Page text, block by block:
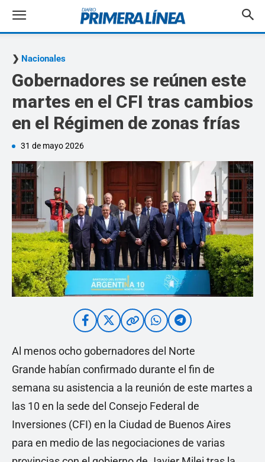
Nacionales
Gobernadores se reúnen este
martes en el CFI tras cambios
en el Régimen de zonas frías
31 de mayo 2026
Al menos ocho gobernadores del Norte
Grande habían confirmado durante el fin de
semana su asistencia a la reunión de este martes a
las 10 en la sede del Consejo Federal de
Inversiones (CFI) en la Ciudad de Buenos Aires
para en medio de las negociaciones de varias